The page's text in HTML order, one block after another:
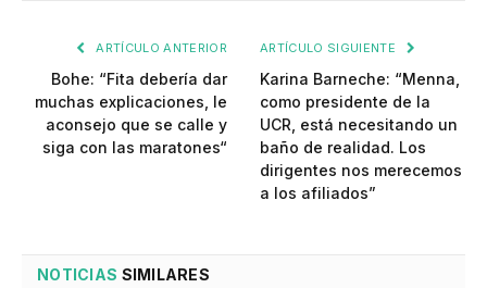
ARTÍCULO ANTERIOR
Bohe: “Fita debería dar
muchas explicaciones, le
aconsejo que se calle y
siga con las maratones“
ARTÍCULO SIGUIENTE
Karina Barneche: “Menna,
como presidente de la
UCR, está necesitando un
baño de realidad. Los
dirigentes nos merecemos
a los afiliados”
NOTICIAS SIMILARES